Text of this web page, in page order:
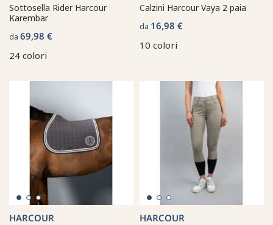
Sottosella Rider Harcour
Karembar
da 69,98 €
24 colori
Calzini Harcour Vaya 2 paia
da 16,98 €
10 colori
HARCOUR HARCOUR